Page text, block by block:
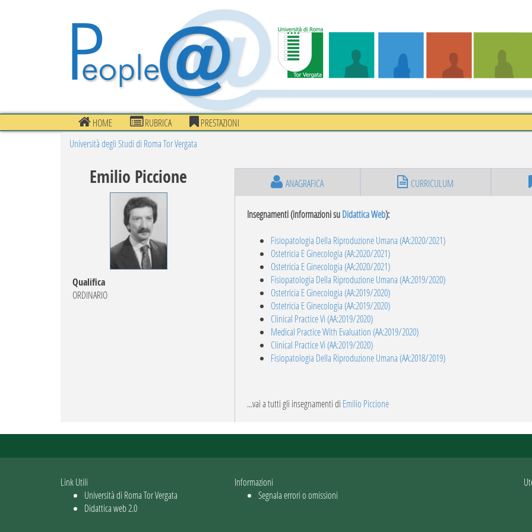
HOME RUBRICA PRESTAZIONI
Università degli Studi di Roma Tor Vergata
Emilio Piccione
Qualifica
ORDINARIO
ANAGRAFICA CURRICULUM
Insegnamenti (informazioni suDidattica Web):
Fisiopatologia Della Riproduzione Umana (AA:2020/2021)
Ostetricia E Ginecologia (AA:2020/2021)
Ostetricia E Ginecologia (AA:2020/2021)
Fisiopatologia Della Riproduzione Umana (AA:2019/2020)
Ostetricia E Ginecologia (AA:2019/2020)
Ostetricia E Ginecologia (AA:2019/2020)
Clinical Practice Vi (AA:2019/2020)
Medical Practice With Evaluation (AA:2019/2020)
Clinical Practice Vi (AA:2019/2020)
Fisiopatologia Della Riproduzione Umana (AA:2018/2019)
...vai a tutti gli insegnamenti di Emilio Piccione
Link Utili
Università di Roma Tor Vergata
Didattica web 2.0
Informazioni
Segnala errori o omissioni